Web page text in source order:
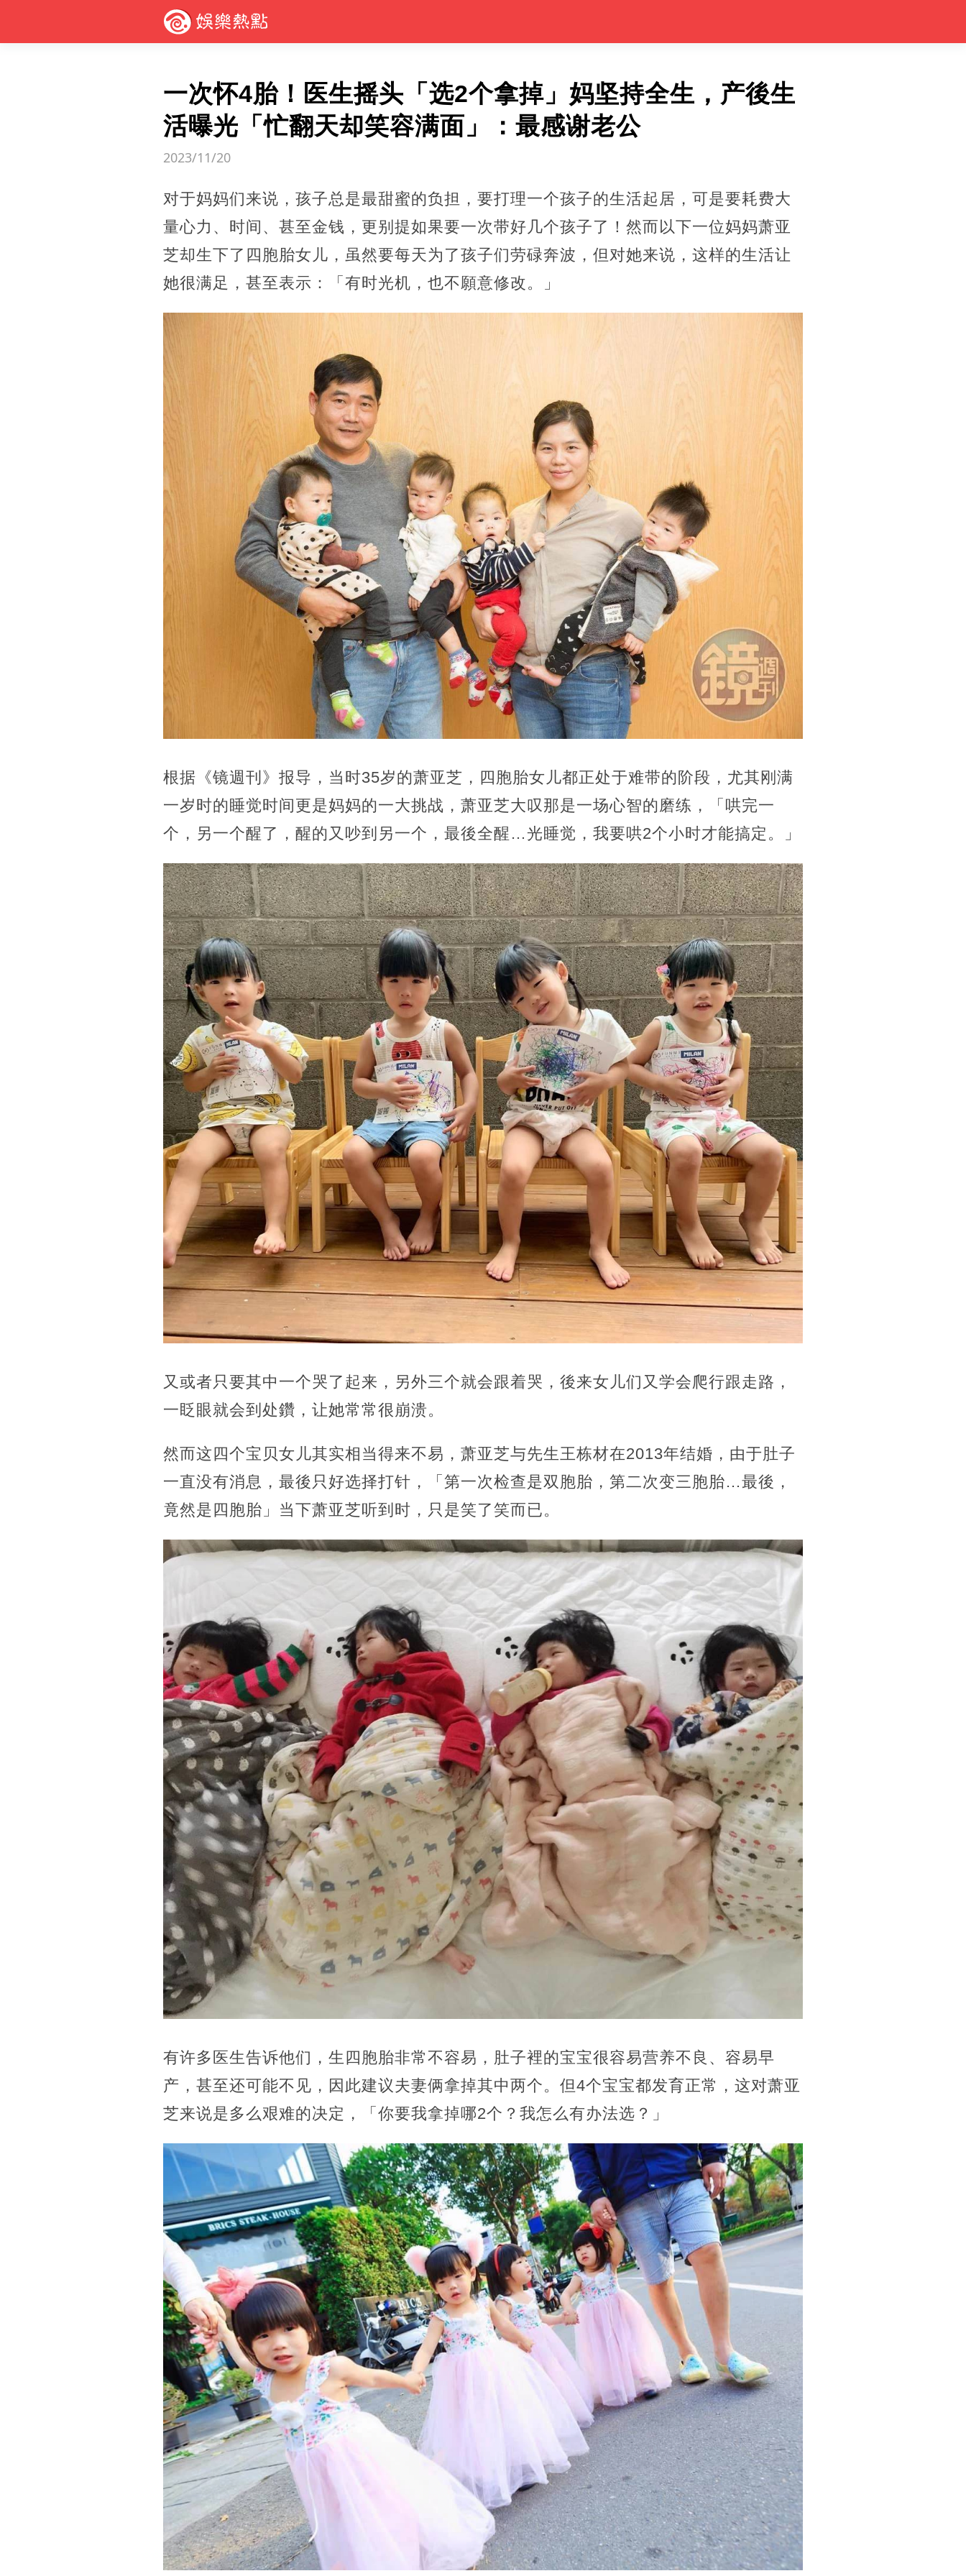
一次怀4胎！医生摇头「选2个拿掉」妈坚持全生，产後生
活曝光「忙翻天却笑容满面」：最感谢老公
2023/11/20
对于妈妈们来说，孩子总是最甜蜜的负担，要打理一个孩子的生活起居，可是要耗费大
量心力、时间、甚至金钱，更别提如果要一次带好几个孩子了！然而以下一位妈妈萧亚
芝却生下了四胞胎女儿，虽然要每天为了孩子们劳碌奔波，但对她来说，这样的生活让
她很满足，甚至表示：「有时光机，也不願意修改。」
根据《镜週刊》报导， 当时35岁的萧亚芝，四胞胎女儿都正处于难带的阶段，尤其刚满
一岁时的睡觉时间更是妈妈的一大挑战，萧亚芝大叹那是一场心智的磨练，「哄完一
个，另一个醒了，醒的又吵到另一个， 最後全醒…光睡觉，我要哄2个小时才能搞定。」
又或者只要其中一个哭了起来，另外三个就会跟着哭，後来女儿们又学会爬行跟走路，
一眨眼就会到处鑽，让她常常很崩溃。
然而这四个宝贝女儿其实相当得来不易，萧亚芝与先生王栋材在2013年结婚，由于肚子
一直没有消息，最後只好选择打针，「第一次检查是双胞胎，第二次变三胞胎…最後，
竟然是四胞胎」当下萧亚芝听到时，只是笑了笑而已。
有许多医生告诉他们，生四胞胎非常不容易，肚子裡的宝宝很容易营养不良、容易早
产，甚至还可能不见，因此建议夫妻俩拿掉其中两个。但4个宝宝都发育正常，这对萧亚
芝来说是多么艰难的决定，「你要我拿掉哪2个？我怎么有办法选？」